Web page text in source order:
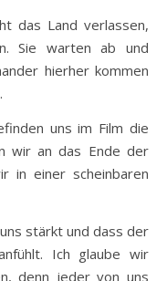
das Land verlassen,
Sie warten ab und
hierher kommen
uns im Film die
wir an das Ende der
in einer scheinbaren
stärkt und dass der
Ich glaube wir
denn jeder von uns